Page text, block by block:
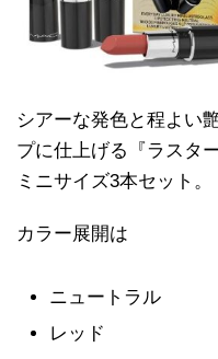
シアーな発色と程よい
プに仕上げる『ラスタ
ミニサイズ3本セット。
カラー展開は
ニュートラル
レッド